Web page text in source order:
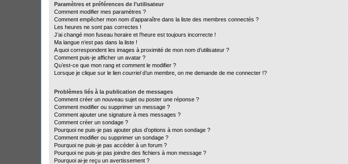
Paramètres et préférences de l’utilisateur
Comment modifier mes paramètres ?
Comment empêcher mon nom d’apparaître dans la liste des membres connectés ?
Les heures ne sont pas correctes !
J’ai changé mon fuseau horaire et l’heure est toujours incorrecte !
Ma langue n’est pas dans la liste !
A quoi correspondent les images à proximité de mon nom d’utilisateur ?
Comment puis-je afficher un avatar ?
Qu’est-ce que mon rang et comment le modifier ?
Lorsque je clique sur le lien courrield’un membre, on me demande de me connecter !?
Problèmes liés à la publication de messages
Comment créer un nouveau sujet ou poster une réponse ?
Comment modifier ou supprimer un message ?
Comment ajouter une signature à mes messages ?
Comment créer un sondage ?
Pourquoi ne puis-je pas ajouter plus d’options à mon sondage ?
Comment modifier ou supprimer un sondage ?
Pourquoi ne puis-je pas accéder à un forum ?
Pourquoi ne puis-je pas joindre des fichiers à mon message ?
Pourquoi ai-je reçu un avertissement ?